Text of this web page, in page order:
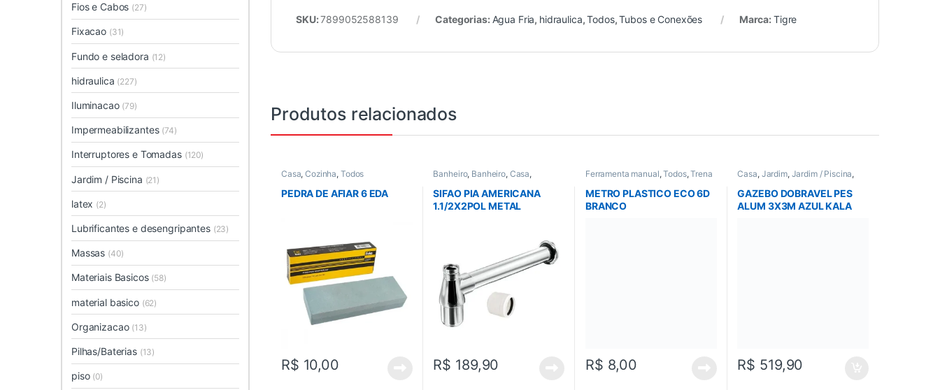
SKU:7899052588139 Categorias: Agua Fria, hidraulica,Todos,Tubos e Conexões Marca: Tigre
Produtos relacionados
Casa,Cozinha, Todos
PEDRA DE AFIAR 6 EDA
R$ 10,00
Banheiro, Banheiro, Casa,
SIFAO PIA AMERICANA
1.1/2X2POL METAL
R$ 189,90
Ferramenta manual,Todos,Trena
METRO PLASTICO ECO 6D
BRANCO
R$ 8,00
Casa, Jardim, Jardim / Piscina,
GAZEBO DOBRAVEL PES
ALUM 3X3M AZUL KALA
R$ 519,90
Fios e Cabos (27)
Fixacao (31)
Fundo e seladora (12)
hidraulica (227)
Iluminacao (79)
Impermeabilizantes (74)
Interruptores e Tomadas (120)
Jardim / Piscina (21)
latex (2)
Lubrificantes e desengripantes (23)
Massas (40)
Materiais Basicos (58)
material basico (62)
Organizacao (13)
Pilhas/Baterias (13)
piso (0)